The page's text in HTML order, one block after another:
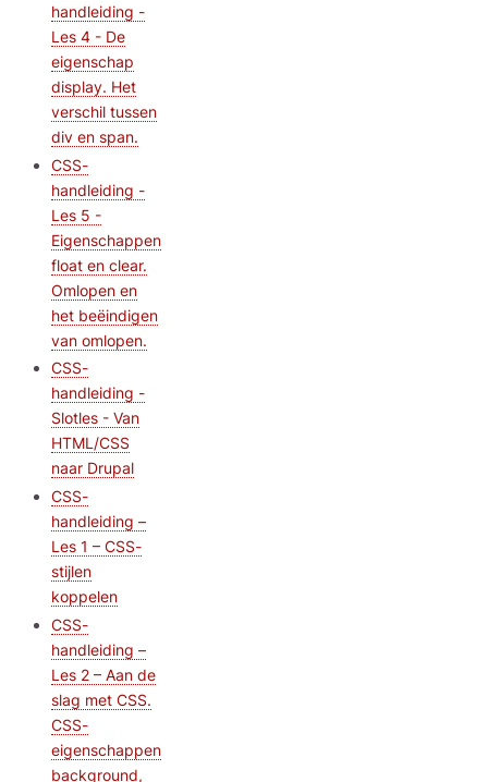
handleiding -
Les 4 - De
eigenschap
display. Het
verschil tussen
div en span.
CSS-
handleiding -
Les 5 -
Eigenschappen
float en clear.
Omlopen en
het beëindigen
van omlopen.
CSS-
handleiding -
Slotles - Van
HTML/CSS
naar Drupal
CSS-
handleiding –
Les 1 – CSS-
stijlen
koppelen
CSS-
handleiding –
Les 2 – Aan de
slag met CSS.
CSS-
eigenschappen
background,